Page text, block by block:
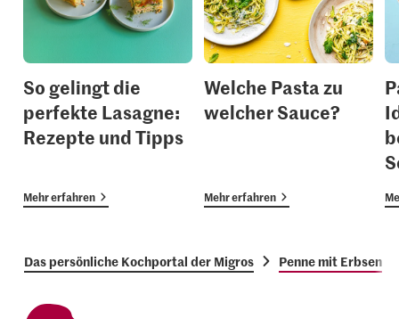
So gelingt die
perfekte Lasagne:
Rezepte und Tipps
Mehr erfahren
Welche Pasta zu
welcher Sauce?
Mehr erfahren
Das persönliche Kochportal der Migros Penne mit Erbsen